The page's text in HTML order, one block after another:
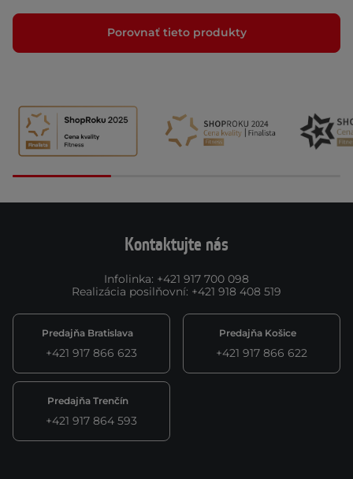
Porovnať tieto produkty
Kontaktujte nás
Infolinka: +421 917 700 098
Realizácia posilňovní: +421 918 408 519
Predajňa Bratislava
+421 917 866 623
Predajňa Košice
+421 917 866 622
Predajňa Trenčín
+421 917 864 593